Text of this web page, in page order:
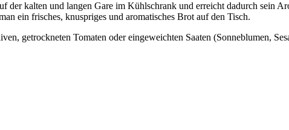
der kalten und langen Gare im Kühlschrank und erreicht dadurch sein
ein frisches, knuspriges und aromatisches Brot auf den Tisch.
getrockneten Tomaten oder eingeweichten Saaten (Sonneblumen,